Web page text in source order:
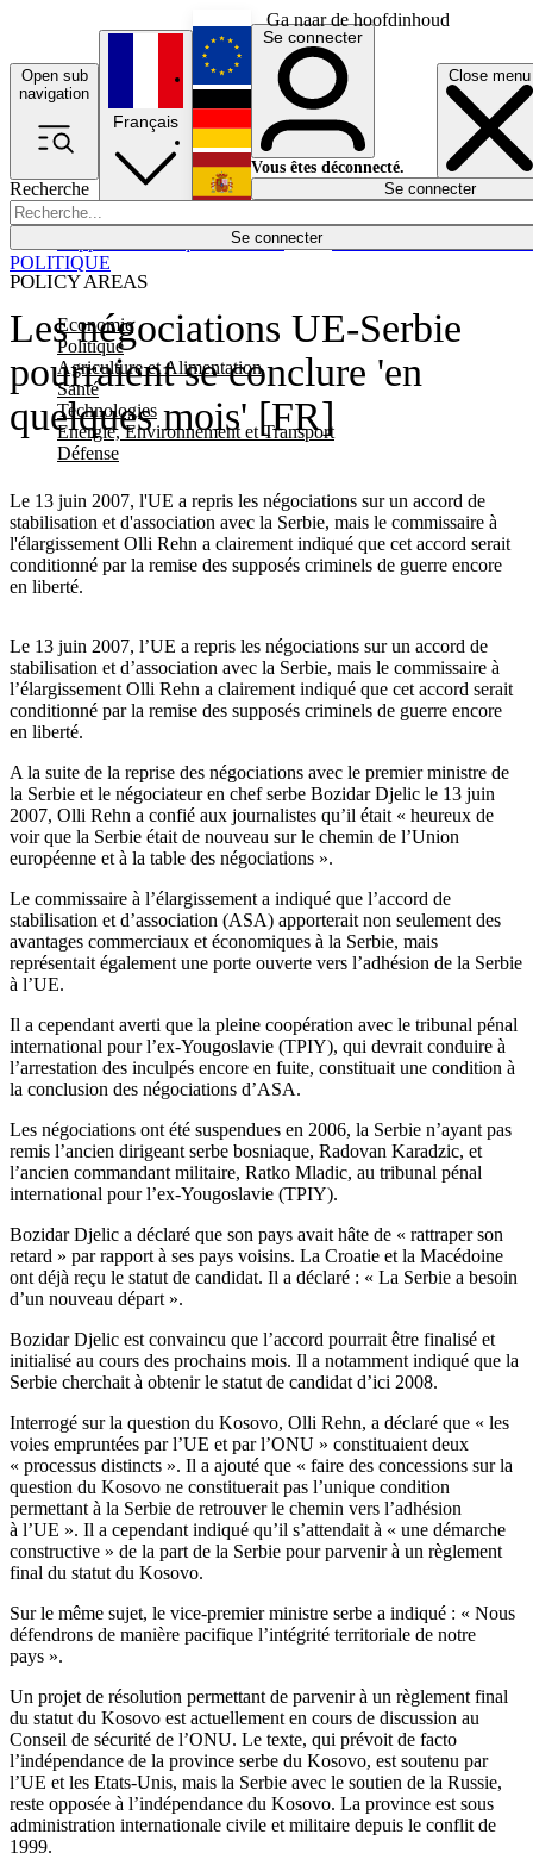
Ga naar de hoofdinhoud
Open sub
navigation
Close menu
Recherche
Se connecter
POLICY AREAS
Economie
Politique
Agriculture et Alimentation
Santé
Technologies
Energie, Environnement et Transport
Défense
Économie
Français
English
Deutsch
Español
Se connecter
Vous êtes déconnecté.
Se connecter
Les négociations UE-Serbie
pourraient se conclure 'en
quelques mois' [FR]
Le 13 juin 2007, l'UE a repris les négociations sur un accord de
stabilisation et d'association avec la Serbie, mais le commissaire à
l'élargissement Olli Rehn a clairement indiqué que cet accord serait
conditionné par la remise des supposés criminels de guerre encore
en liberté.
POLITIQUE
Le 13 juin 2007, l’UE a repris les négociations sur un accord de
stabilisation et d’association avec la Serbie, mais le commissaire à
l’élargissement Olli Rehn a clairement indiqué que cet accord serait
conditionné par la remise des supposés criminels de guerre encore
en liberté.
A la suite de la reprise des négociations avec le premier ministre de
la Serbie et le négociateur en chef serbe Bozidar Djelic le 13 juin
2007, Olli Rehn a confié aux journalistes qu’il était « heureux de
voir que la Serbie était de nouveau sur le chemin de l’Union
européenne et à la table des négociations ».
Le commissaire à l’élargissement a indiqué que l’accord de
stabilisation et d’association (ASA) apporterait non seulement des
avantages commerciaux et économiques à la Serbie, mais
représentait également une porte ouverte vers l’adhésion de la Serbie
à l’UE.
Il a cependant averti que la pleine coopération avec le tribunal pénal
international pour l’ex-Yougoslavie (TPIY), qui devrait conduire à
l’arrestation des inculpés encore en fuite, constituait une condition à
la conclusion des négociations d’ASA.
Les négociations ont été suspendues en 2006, la Serbie n’ayant pas
remis l’ancien dirigeant serbe bosniaque, Radovan Karadzic, et
l’ancien commandant militaire, Ratko Mladic, au tribunal pénal
international pour l’ex-Yougoslavie (TPIY).
Bozidar Djelic a déclaré que son pays avait hâte de « rattraper son
retard » par rapport à ses pays voisins. La Croatie et la Macédoine
ont déjà reçu le statut de candidat. Il a déclaré : « La Serbie a besoin
d’un nouveau départ ».
Bozidar Djelic est convaincu que l’accord pourrait être finalisé et
initialisé au cours des prochains mois. Il a notamment indiqué que la
Serbie cherchait à obtenir le statut de candidat d’ici 2008.
Interrogé sur la question du Kosovo, Olli Rehn, a déclaré que « les
voies empruntées par l’UE et par l’ONU » constituaient deux
« processus distincts ». Il a ajouté que « faire des concessions sur la
question du Kosovo ne constituerait pas l’unique condition
permettant à la Serbie de retrouver le chemin vers l’adhésion
à l’UE ». Il a cependant indiqué qu’il s’attendait à « une démarche
constructive » de la part de la Serbie pour parvenir à un règlement
final du statut du Kosovo.
Sur le même sujet, le vice-premier ministre serbe a indiqué : « Nous
défendrons de manière pacifique l’intégrité territoriale de notre
pays ».
Un projet de résolution permettant de parvenir à un règlement final
du statut du Kosovo est actuellement en cours de discussion au
Conseil de sécurité de l’ONU. Le texte, qui prévoit de facto
l’indépendance de la province serbe du Kosovo, est soutenu par
l’UE et les Etats-Unis, mais la Serbie avec le soutien de la Russie,
reste opposée à l’indépendance du Kosovo. La province est sous
administration internationale civile et militaire depuis le conflit de
1999.